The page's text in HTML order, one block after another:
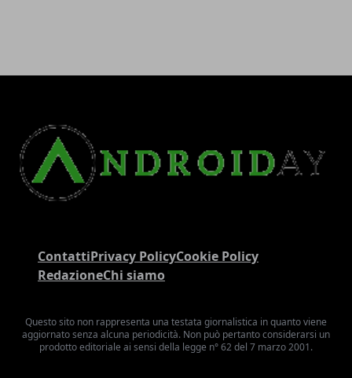
ContattiPrivacy PolicyCookie Policy
RedazioneChi siamo
Questo sito non rappresenta una testata giornalistica in quanto viene
aggiornato senza alcuna periodicità. Non può pertanto considerarsi un
prodotto editoriale ai sensi della legge n° 62 del 7 marzo 2001.